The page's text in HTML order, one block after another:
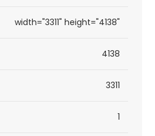
width="3311" height="4138"
4138
3311
1